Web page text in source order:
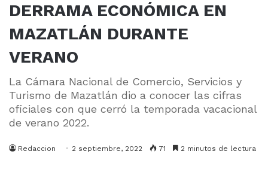
DERRAMA ECONÓMICA EN
MAZATLÁN DURANTE
VERANO
La Cámara Nacional de Comercio, Servicios y
Turismo de Mazatlán dio a conocer las cifras
oficiales con que cerró la temporada vacacional
de verano 2022.
Redaccion 2 septiembre, 2022 71 2 minutos de lectura